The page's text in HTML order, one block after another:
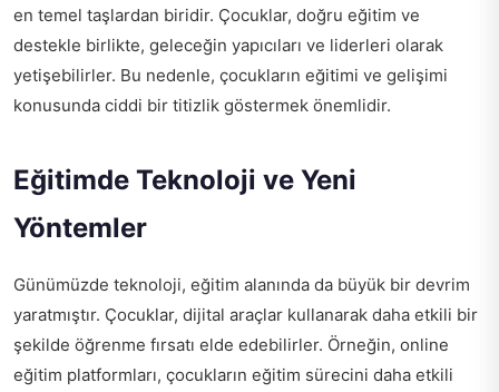
en temel taşlardan biridir. Çocuklar, doğru eğitim ve
destekle birlikte, geleceğin yapıcıları ve liderleri olarak
yetişebilirler. Bu nedenle, çocukların eğitimi ve gelişimi
konusunda ciddi bir titizlik göstermek önemlidir.
Eğitimde Teknoloji ve Yeni
Yöntemler
Günümüzde teknoloji, eğitim alanında da büyük bir devrim
yaratmıştır. Çocuklar, dijital araçlar kullanarak daha etkili bir
şekilde öğrenme fırsatı elde edebilirler. Örneğin, online
eğitim platformları, çocukların eğitim sürecini daha etkili